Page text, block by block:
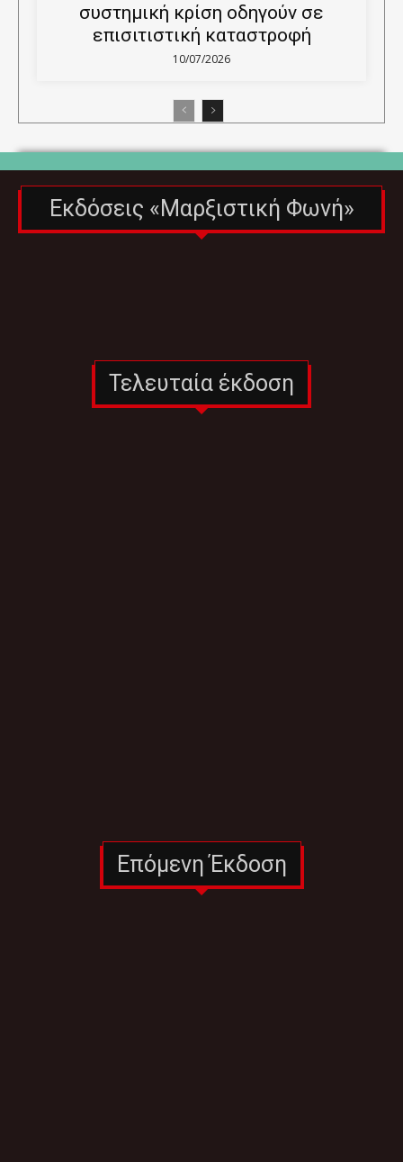
συστημική κρίση οδηγούν σε
επισιτιστική καταστροφή
10/07/2026
Εκδόσεις «Μαρξιστική Φωνή»
Τελευταία έκδοση
Επόμενη Έκδοση